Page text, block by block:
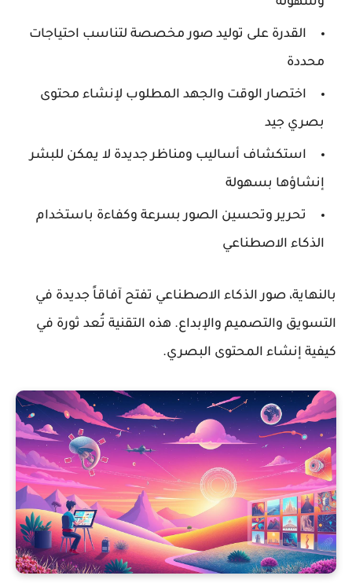
القدرة على توليد صور مخصصة لتناسب احتياجات
محددة
اختصار الوقت والجهد المطلوب لإنشاء محتوى
بصري جيد
استكشاف أساليب ومناظر جديدة لا يمكن للبشر
إنشاؤها بسهولة
تحرير وتحسين الصور بسرعة وكفاءة باستخدام
الذكاء الاصطناعي
بالنهاية، صور الذكاء الاصطناعي تفتح آفاقاً جديدة في
التسويق والتصميم والإبداع. هذه التقنية تُعد ثورة في
كيفية إنشاء المحتوى البصري.